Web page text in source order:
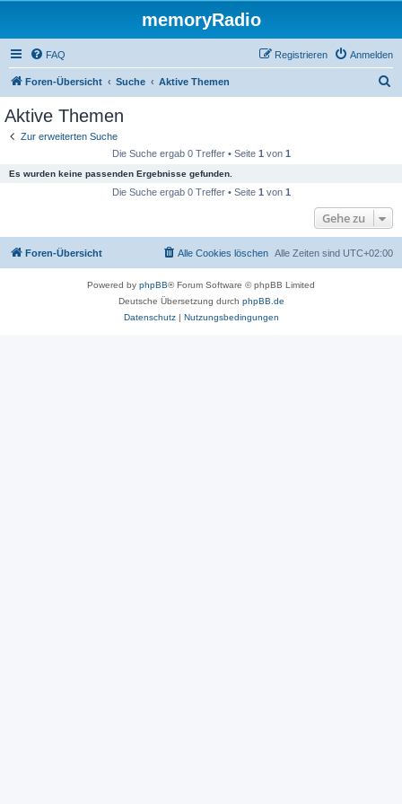
memoryRadio
FAQ Anmelden
Registrieren
Foren-Übersicht Suche Aktive Themen
Aktive Themen
Zur erweiterten Suche
Die Suche ergab 0 Treffer • Seite 1 von 1
Es wurden keine passenden Ergebnisse gefunden.
Die Suche ergab 0 Treffer • Seite 1 von 1
Gehe zu
Foren-Übersicht Alle Zeiten sind UTC+02:00
Alle Cookies löschen
Powered by phpBB® Forum Software © phpBB Limited
Deutsche Übersetzung durch phpBB.de
Datenschutz| Nutzungsbedingungen